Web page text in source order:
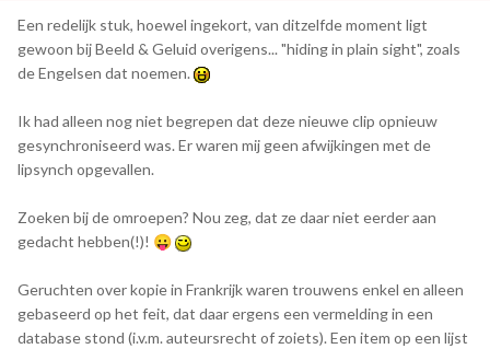
Een redelijk stuk, hoewel ingekort, van ditzelfde moment ligt
gewoon bij Beeld & Geluid overigens... "hiding in plain sight", zoals
de Engelsen dat noemen.
Ik had alleen nog niet begrepen dat deze nieuwe clip opnieuw
gesynchroniseerd was. Er waren mij geen afwijkingen met de
lipsynch opgevallen.
Zoeken bij de omroepen? Nou zeg, dat ze daar niet eerder aan
gedacht hebben(!)! 😛
Geruchten over kopie in Frankrijk waren trouwens enkel en alleen
gebaseerd op het feit, dat daar ergens een vermelding in een
database stond (i.v.m. auteursrecht of zoiets). Een item op een lijst